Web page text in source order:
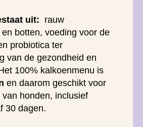
uit: rauw
botten, voeding voor de
probiotica ter
van de gezondheid en
100% kalkoenmenu is
en daarom geschikt voor
honden, inclusief
30 dagen.